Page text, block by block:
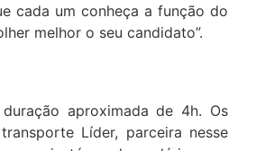
cada um conheça a função do
melhor o seu candidato”.
aproximada de 4h. Os
Líder, parceira nesse